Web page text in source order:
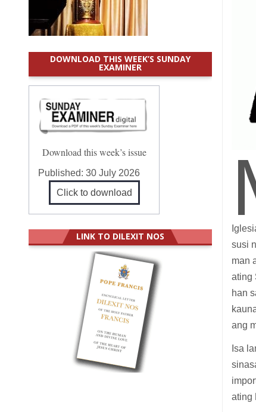
susi
man
ating
han
ang
Isa
ating
DOWNLOAD THIS WEEK’S SUNDAY
EXAMINER
Download this week’s issue
Published:30 July 2026
Click to download
LINK TO DILEXIT NOS